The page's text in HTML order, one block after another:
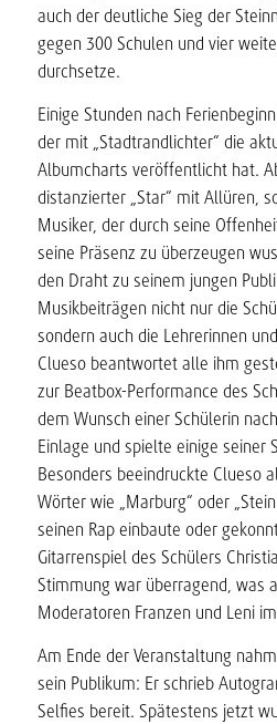
auch der deutliche Sieg der
gegen 300 Schulen und vier
durchsetze.
Einige Stunden nach
der mit „Stadtrandlichter“ die
Albumcharts veröffentlicht hat.
distanzierter „Star“ mit Allüren,
Musiker, der durch seine
seine Präsenz zu überzeugen
den Draht zu seinem jungen
Musikbeiträgen nicht nur die
sondern auch die Lehrerinnen
Clueso beantwortet alle ihm
zur Beatbox-Performance des
dem Wunsch einer Schülerin
Einlage und spielte einige seiner
Besonders beeindruckte Clueso
Wörter wie „Marburg“ oder
seinen Rap einbaute oder
Gitarrenspiel des Schülers
Stimmung war überragend, was
Moderatoren Franzen und Leni
Am Ende der Veranstaltung
sein Publikum: Er schrieb
Selfies bereit. Spätestens jetzt